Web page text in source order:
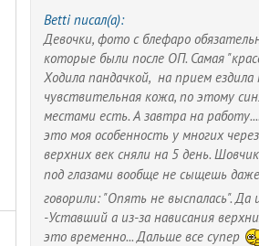
Betti писал(а):
Девочки, фото с блефаро
которые были после ОП. Самая
Ходила пандачкой, на прием
чувствительная кожа, по этому
местами есть. А завтра на
это моя особенность у многих
верхних век сняли на 5 день.
под глазами вообще не сыщешь
говорили: "Опять не выспалась".
-Уставший а из-за нависания
это временно... Дальше все супер